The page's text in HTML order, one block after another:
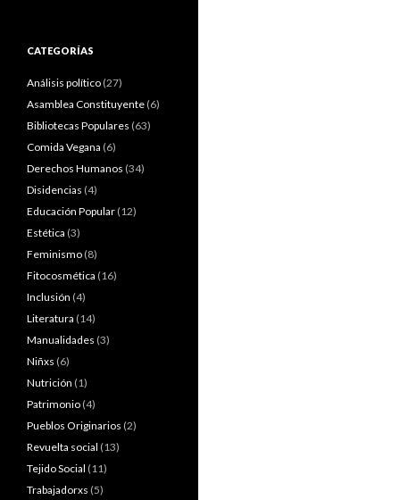
CATEGORÍAS
Análisis político (27)
Asamblea Constituyente (6)
Bibliotecas Populares (63)
Comida Vegana (6)
Derechos Humanos (34)
Disidencias (4)
Educación Popular (12)
Estética (3)
Feminismo (8)
Fitocosmética (16)
Inclusión (4)
Literatura (14)
Manualidades (3)
Niñxs (6)
Nutrición (1)
Patrimonio (4)
Pueblos Originarios (2)
Revuelta social (13)
Tejido Social (11)
Trabajadorxs (5)